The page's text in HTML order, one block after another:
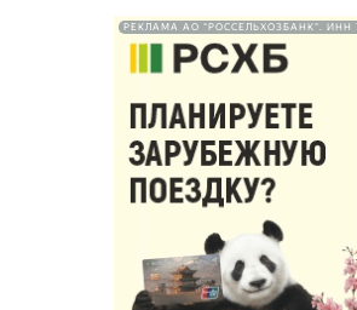
РЕКЛАМА АО "РОССЕЛЬХОЗБАНК". ИНН